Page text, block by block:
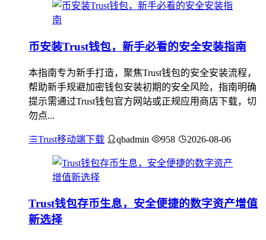
币安装Trust钱包，新手必看的安全安装指南
本指南专为新手打造，聚焦Trust钱包的安全安装流程，
帮助新手规避加密钱包安装初期的安全风险，指南明确
提示需通过Trust钱包官方网站或正规应用商店下载，切
勿点...
Trust移动端下载 qbadmin 958 2026-08-06
Trust钱包存币生息，安全便捷的数字资产增值
新选择